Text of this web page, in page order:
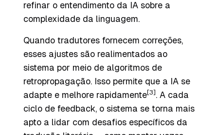
refinar o entendimento da IA sobre a
complexidade da linguagem.
Quando tradutores fornecem correções,
esses ajustes são realimentados ao
sistema por meio de algoritmos de
retropropagação. Isso permite que a IA se
adapte e melhore rapidamente[3] . A cada
ciclo de feedback, o sistema se torna mais
apto a lidar com desafios específicos da